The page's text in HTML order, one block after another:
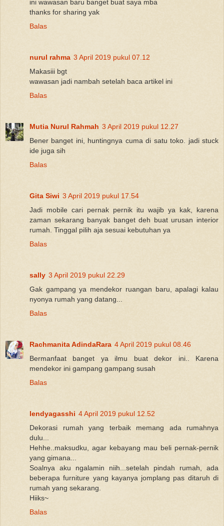
ini wawasan baru banget buat saya mba
thanks for sharing yak
Balas
nurul rahma 3 April 2019 pukul 07.12
Makasiii bgt
wawasan jadi nambah setelah baca artikel ini
Balas
Mutia Nurul Rahmah 3 April 2019 pukul 12.27
Bener banget ini, huntingnya cuma di satu toko. jadi stuck
ide juga sih
Balas
Gita Siwi 3 April 2019 pukul 17.54
Jadi mobile cari pernak pernik itu wajib ya kak, karena
zaman sekarang banyak banget deh buat urusan interior
rumah. Tinggal pilih aja sesuai kebutuhan ya
Balas
sally 3 April 2019 pukul 22.29
Gak gampang ya mendekor ruangan baru, apalagi kalau
nyonya rumah yang datang...
Balas
Rachmanita AdindaRara 4 April 2019 pukul 08.46
Bermanfaat banget ya ilmu buat dekor ini.. Karena
mendekor ini gampang gampang susah
Balas
lendyagasshi 4 April 2019 pukul 12.52
Dekorasi rumah yang terbaik memang ada rumahnya
dulu...
Hehhe..maksudku, agar kebayang mau beli pernak-pernik
yang gimana...
Soalnya aku ngalamin niih...setelah pindah rumah, ada
beberapa furniture yang kayanya jomplang pas ditaruh di
rumah yang sekarang.
Hiiks~
Balas